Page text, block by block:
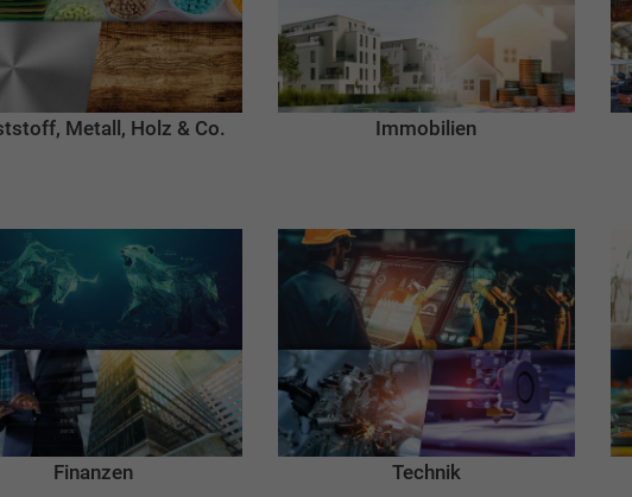
Metall, Holz & Co. Immobilien
Finanzen Technik